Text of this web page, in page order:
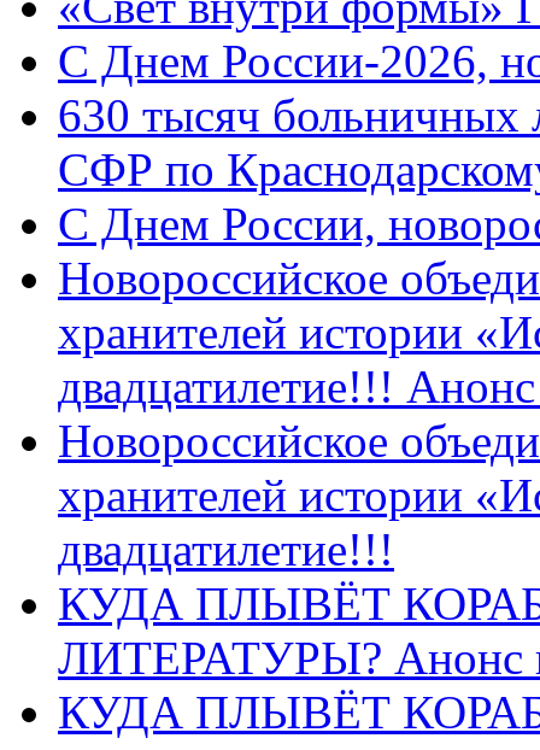
C Днем России-2026,
630 тысяч больничных
СФР по
C Днем России,
Новороссийское
хранителей истории
двадцатилетие!!!
Новороссийское
хранителей истории
двадцатилетие!!!
КУДА ПЛЫВЁТ
ЛИТЕРАТУРЫ? Анонс
КУДА ПЛЫВЁТ